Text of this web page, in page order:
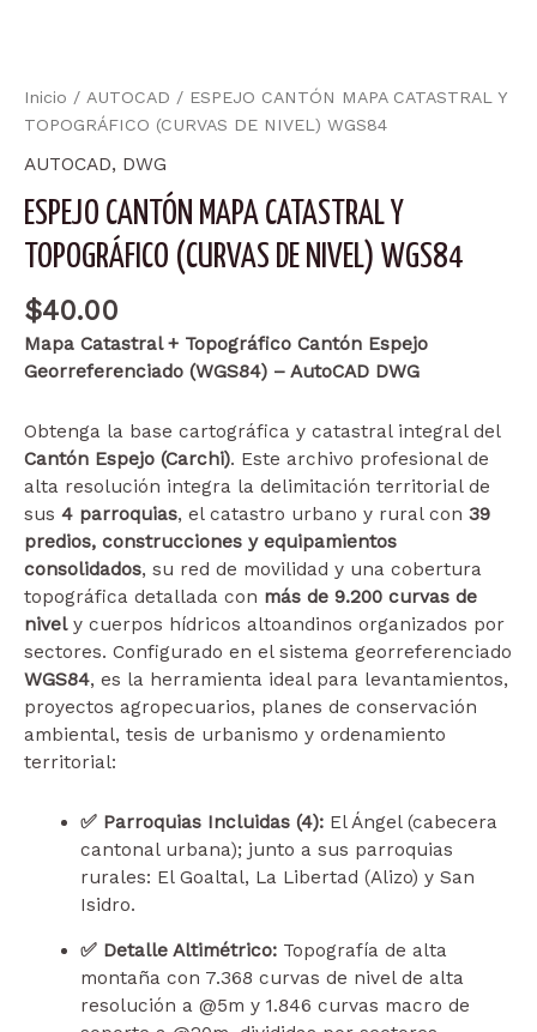
Inicio / AUTOCAD / ESPEJO CANTÓN MAPA CATASTRAL Y
TOPOGRÁFICO (CURVAS DE NIVEL) WGS84
AUTOCAD, DWG
ESPEJO CANTÓN MAPA CATASTRAL Y
TOPOGRÁFICO (CURVAS DE NIVEL) WGS84
$40.00
Mapa Catastral + Topográfico Cantón Espejo
Georreferenciado (WGS84) – AutoCAD DWG
Obtenga la base cartográfica y catastral integral del
Cantón Espejo (Carchi). Este archivo profesional de
alta resolución integra la delimitación territorial de
sus 4 parroquias, el catastro urbano y rural con 39
predios, construcciones y equipamientos
consolidados, su red de movilidad y una cobertura
topográfica detallada con más de 9.200 curvas de
nively cuerpos hídricos altoandinos organizados por
sectores. Configurado en el sistema georreferenciado
WGS84, es la herramienta ideal para levantamientos,
proyectos agropecuarios, planes de conservación
ambiental, tesis de urbanismo y ordenamiento
territorial:
✅ Parroquias Incluidas (4):El Ángel (cabecera
cantonal urbana); junto a sus parroquias
rurales: El Goaltal, La Libertad (Alizo) y San
Isidro.
✅ Detalle Altimétrico:Topografía de alta
montaña con 7.368 curvas de nivel de alta
resolución a @5m y 1.846 curvas macro de